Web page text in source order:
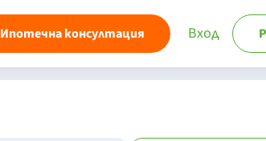
Ипотечна консултация Вход